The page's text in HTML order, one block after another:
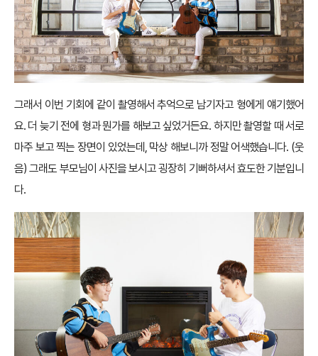
그래서 이번 기회에 같이 촬영해서 추억으로 남기자고 형에게 얘기했어
요. 더 늦기 전에 형과 뭔가를 해보고 싶었거든요. 하지만 촬영할 때 서로
마주 보고 찍는 장면이 있었는데, 막상 해보니까 정말 어색했습니다. (웃
음) 그래도 부모님이 사진을 보시고 굉장히 기뻐하셔서 효도한 기분입니
다.